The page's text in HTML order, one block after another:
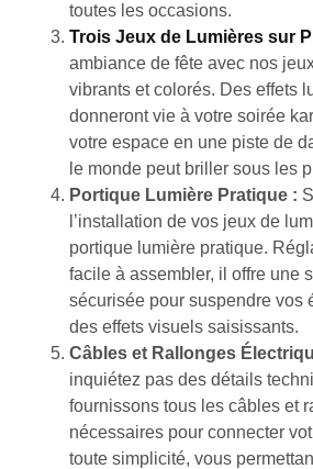
toutes les occasions.
Trois Jeux de Lumières sur
ambiance de fête avec nos
vibrants et colorés. Des effets
donneront vie à votre soirée
votre espace en une piste de
le monde peut briller sous les
Portique Lumière Pratique :
l’installation de vos jeux de
portique lumière pratique.
facile à assembler, il offre une
sécurisée pour suspendre vos
des effets visuels saisissants.
Câbles et Rallonges
inquiétez pas des détails
fournissons tous les câbles et
nécessaires pour connecter
toute simplicité, vous